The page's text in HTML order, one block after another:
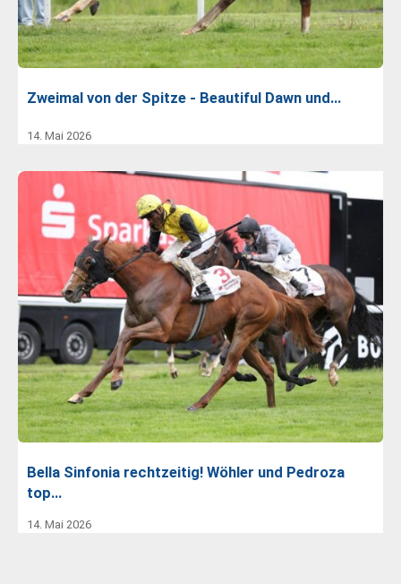
Zweimal von der Spitze - Beautiful Dawn und…
14. Mai 2026
Bella Sinfonia rechtzeitig! Wöhler und Pedroza
top…
14. Mai 2026